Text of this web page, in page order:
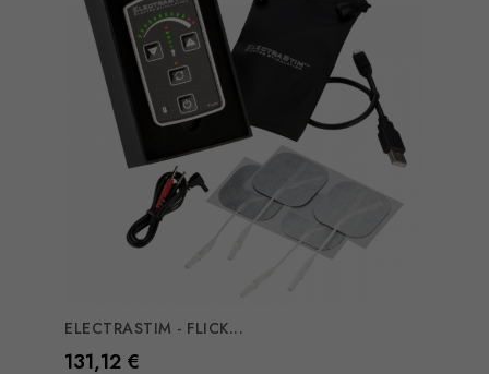
ELECTRASTIM - FLICK...
Preço
131,12 €